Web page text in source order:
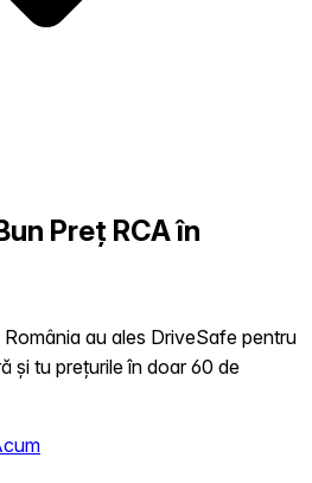
Preț RCA în
au ales DriveSafe pentru
și tu prețurile în doar 60 de